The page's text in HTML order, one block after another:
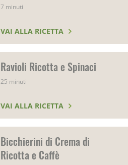
7 minuti
VAI ALLA RICETTA
Ravioli Ricotta e Spinaci
25 minuti
VAI ALLA RICETTA
Bicchierini di Crema di
Ricotta e Caffè